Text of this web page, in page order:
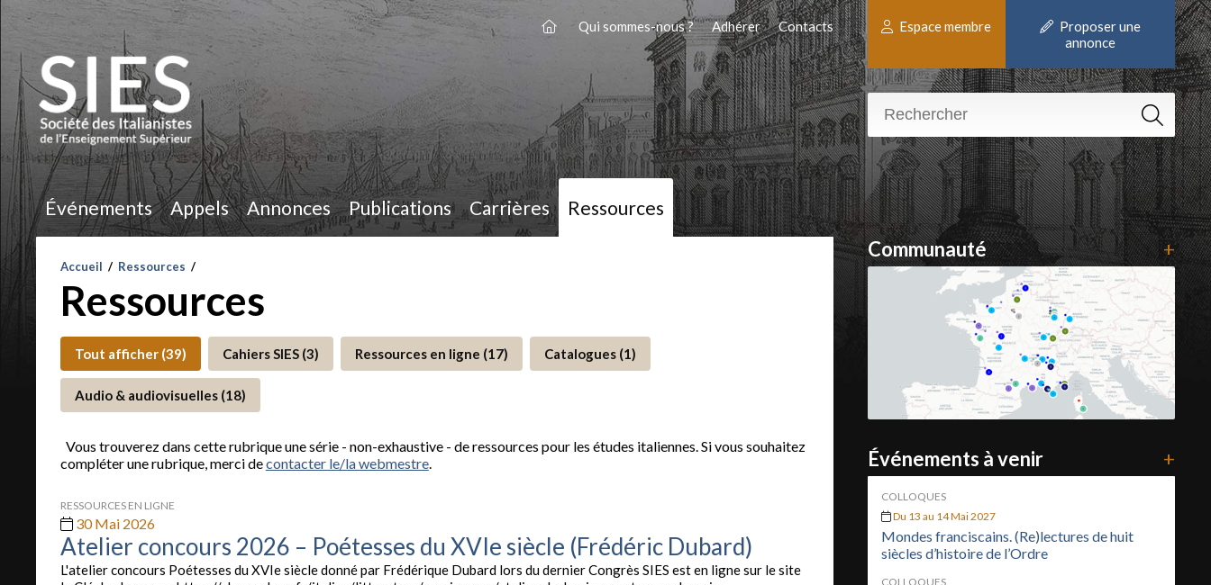
Qui sommes-nous ? Adhérer Contacts
Événements Appels Annonces Publications Carrières Ressources
Espace membre
Proposer une
annonce
Accueil / Ressources /
Ressources
Tout afficher (39) Cahiers SIES (3) Ressources en ligne (17) Catalogues (1)
Audio & audiovisuelles (18)
Vous trouverez dans cette rubrique une série - non-exhaustive - de ressources pour les études italiennes. Si vous souhaitez
compléter une rubrique, merci decontacter le/la webmestre.
RESSOURCES EN LIGNE
30 Mai 2026
Atelier concours 2026 – Poétesses du XVIe siècle (Frédéric Dubard)
L'atelier concours Poétesses du XVIe siècle donné par Frédérique Dubard lors du dernier Congrès SIES est en ligne sur le site
Communauté +
Événements à venir +
COLLOQUES
Du 13 au 14 Mai 2027
Mondes franciscains. (Re)lectures de huit
siècles d’histoire de l’Ordre
COLLOQUES